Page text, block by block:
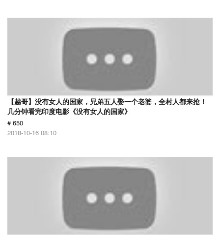
【越哥】没有女人的国家，兄弟五人娶一个老婆，全村人都来抢！
几分钟看完印度电影《没有女人的国家》
# 650
2018-10-16 08:10